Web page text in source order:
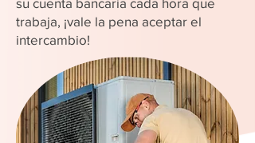
trabaja, ¡vale la pena aceptar el
intercambio!